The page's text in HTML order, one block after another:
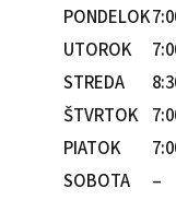
PONDELOK
UTOROK
STREDA
ŠTVRTOK
PIATOK
SOBOTA
–